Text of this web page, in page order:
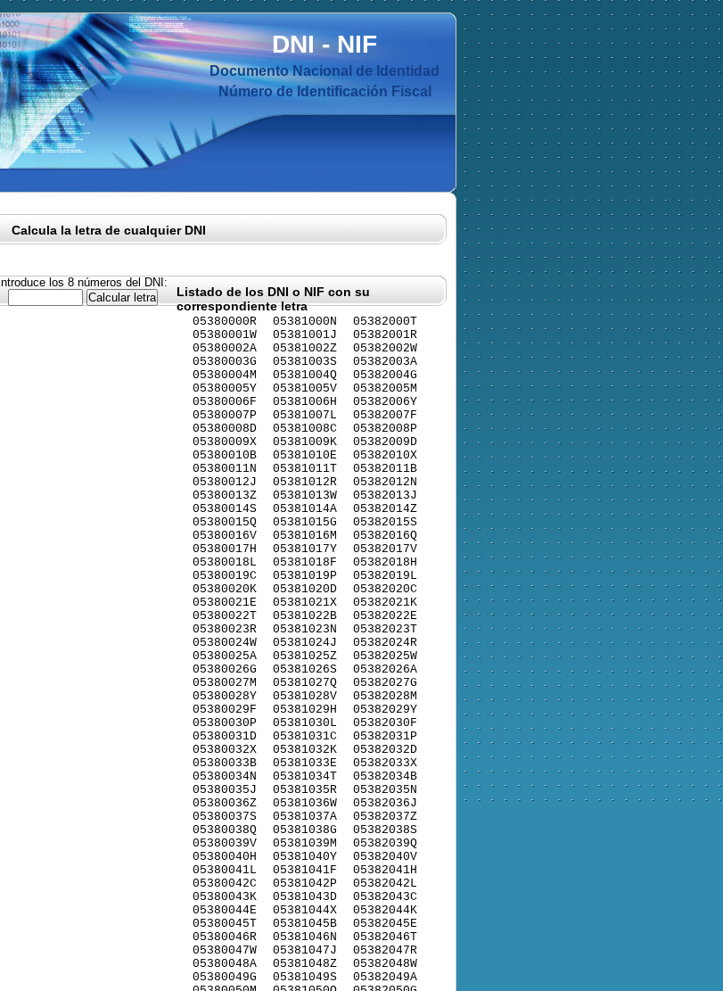
DNI-NIF
Documento Nacional de Identidad
Número de Identificación Fiscal
Calcula la letra de cualquier DNI
Introduce los 8 números del DNI:
Listado de los DNI o NIF con su
correspondiente letra
05380000R
05380001W
05380002A
05380003G
05380004M
05380005Y
05380006F
05380007P
05380008D
05380009X
05380010B
05380011N
05380012J
05380013Z
05380014S
05380015Q
05380016V
05380017H
05380018L
05380019C
05380020K
05380021E
05380022T
05380023R
05380024W
05380025A
05380026G
05380027M
05380028Y
05380029F
05380030P
05380031D
05380032X
05380033B
05380034N
05380035J
05380036Z
05380037S
05380038Q
05380039V
05380040H
05380041L
05380042C
05380043K
05380044E
05380045T
05380046R
05380047W
05380048A
05380049G
05381000N
05381001J
05381002Z
05381003S
05381004Q
05381005V
05381006H
05381007L
05381008C
05381009K
05381010E
05381011T
05381012R
05381013W
05381014A
05381015G
05381016M
05381017Y
05381018F
05381019P
05381020D
05381021X
05381022B
05381023N
05381024J
05381025Z
05381026S
05381027Q
05381028V
05381029H
05381030L
05381031C
05381032K
05381033E
05381034T
05381035R
05381036W
05381037A
05381038G
05381039M
05381040Y
05381041F
05381042P
05381043D
05381044X
05381045B
05381046N
05381047J
05381048Z
05381049S
05382000T
05382001R
05382002W
05382003A
05382004G
05382005M
05382006Y
05382007F
05382008P
05382009D
05382010X
05382011B
05382012N
05382013J
05382014Z
05382015S
05382016Q
05382017V
05382018H
05382019L
05382020C
05382021K
05382022E
05382023T
05382024R
05382025W
05382026A
05382027G
05382028M
05382029Y
05382030F
05382031P
05382032D
05382033X
05382034B
05382035N
05382036J
05382037Z
05382038S
05382039Q
05382040V
05382041H
05382042L
05382043C
05382044K
05382045E
05382046T
05382047R
05382048W
05382049A